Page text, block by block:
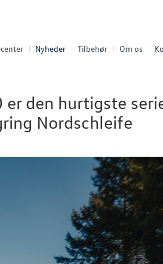
Nyheder Tilbehør Om os
er den hurtigste
Nordschleife